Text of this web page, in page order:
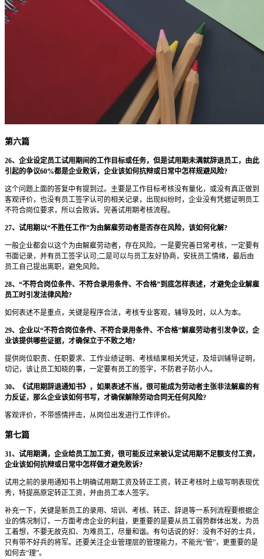
第六篇
26、企业设定员工试用期间的工作目标或任务，但是试用期未满就辞退员工，由此
引起的争议60%都是企业败诉，企业该如何抗辩或日常中怎样规避风险?
这个问题上面的答复中有提到过。主要是工作目标考核没有量化，或没有真正做到
客观评价，也没有员工签字认可的相关记录，出现纠纷时，企业没有凭据证明员工
不符合岗位要求，所以会败诉。完善试用期考核流程。
27、试用期以“不胜任工作”为由解雇劳动者是否存在风险，该如何化解?
一般企业都会以这个为由解雇劳动者，存在风险。一是要完善日常考核，一定要有
书面记录，并有员工签字认可;二是可以与员工友好协商，安抚员工情绪，最后由
员工自己提出离职，避免风险。
28、“不符合岗位条件、不符合录用条件、不合格”到底怎样表述，才避免企业解雇
员工时引发法律风险?
如何表述不是重点，关键是程序合法，考核专业客观，辅导及时，以人为本。
29、企业以“不符合岗位条件、不符合录用条件、不合格”解雇劳动者引发争议，企
业该提供哪些证据，才确保立于不败之地?
提供岗位职责、任职要求、工作业绩证明、考核结果相关凭证，及培训辅导证明，
切记，该让员工知晓的事，一定要有员工的签字，不防君子防小人。
30、《试用期辞退通知书》，如果表述不当，很可能成为劳动者主张非法解雇的有
力反证，那么企业该如何书写，才确保解除劳动合同无任何风险?
客观评价，不带感情抨击，从岗位出发进行工作评价。
第七篇
31、试用期满，企业给员工加工资，很可能反过来被认定试用期不足额支付工资，
企业该如何抗辩或日常中怎样做才避免败诉?
试用之前的录用通知书上明确试用期工资及转正工资，转正考核时上级写明表现优
秀，特提高原定转正工资，并由员工本人签字。
补充一下，关键是新员工的录用、培训、考核、转正、辞退等一系列流程要根据企
业的情况制订，一方面考虑企业的利益，更重要的是要从员工弱势群体出发，为员
工着想，不要无故克扣、为难员工，尽量和谐。有句话说的好：没有不好的士兵，
只有带不好兵的将军。还要关注企业管理层的管理能力，不能光“管”，更重要的是
如何去“理”。